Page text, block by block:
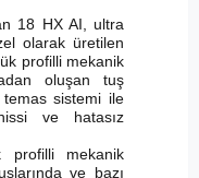
18 HX AI, ultra
olarak üretilen
profilli mekanik
oluşan tuş
temas sistemi ile
ve hatasız
profilli mekanik
ve bazı